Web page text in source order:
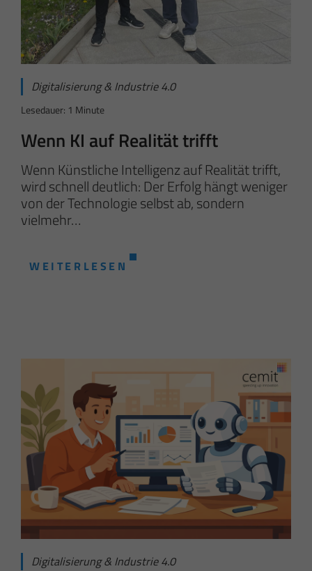
Digitalisierung & Industrie 4.0
Lesedauer: 1 Minute
Wenn KI auf Realität trifft
Wenn Künstliche Intelligenz auf Realität trifft,
wird schnell deutlich: Der Erfolg hängt weniger
von der Technologie selbst ab, sondern
vielmehr…
WEITERLESEN
Digitalisierung & Industrie 4.0